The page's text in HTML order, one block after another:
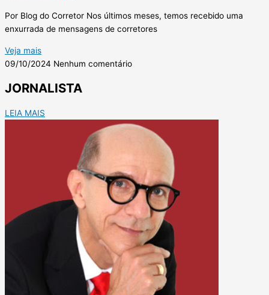
Por Blog do Corretor Nos últimos meses, temos recebido uma
enxurrada de mensagens de corretores
Veja mais
09/10/2024 Nenhum comentário
JORNALISTA
LEIA MAIS